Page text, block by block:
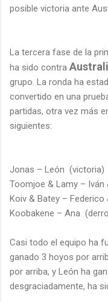
posible victoria ante
La tercera fase de la
ha sido contra
grupo. La ronda ha
convertido en una
partidas, otra vez más
siguientes:
Jonas – León (victoria)
Toomjoe & Lamy –
Koiv & Batey –
Koobakene – Ana
Casi todo el equipo ha
ganado 3 hoyos por
por arriba, y León ha
desgraciadamente, ha